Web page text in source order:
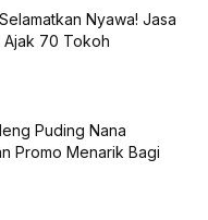
Nyawa! Jasa
Ajak 70 Tokoh
Puding Nana
Promo Menarik Bagi